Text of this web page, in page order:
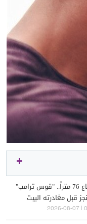
بارتفاع 76 متراً.. "قوس ترامب"
قبل مغادرته البيت